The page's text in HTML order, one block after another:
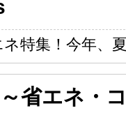
特集！今年、
省エネ・